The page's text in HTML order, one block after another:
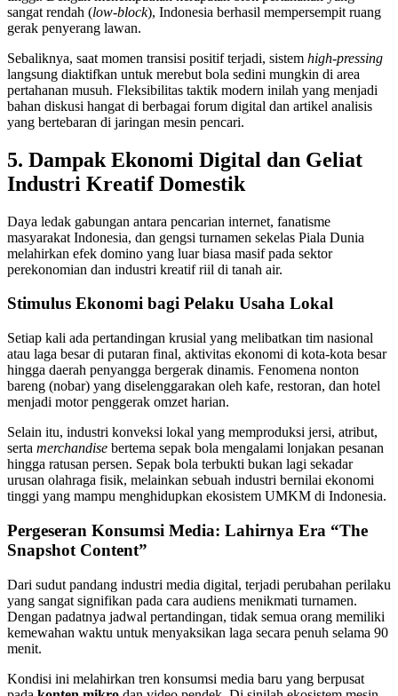
sangat rendah (low-block), Indonesia berhasil mempersempit ruang
gerak penyerang lawan.
Sebaliknya, saat momen transisi positif terjadi, sistem high-pressing
langsung diaktifkan untuk merebut bola sedini mungkin di area
pertahanan musuh. Fleksibilitas taktik modern inilah yang menjadi
bahan diskusi hangat di berbagai forum digital dan artikel analisis
yang bertebaran di jaringan mesin pencari.
5. Dampak Ekonomi Digital dan Geliat
Industri Kreatif Domestik
Daya ledak gabungan antara pencarian internet, fanatisme
masyarakat Indonesia, dan gengsi turnamen sekelas Piala Dunia
melahirkan efek domino yang luar biasa masif pada sektor
perekonomian dan industri kreatif riil di tanah air.
Stimulus Ekonomi bagi Pelaku Usaha Lokal
Setiap kali ada pertandingan krusial yang melibatkan tim nasional
atau laga besar di putaran final, aktivitas ekonomi di kota-kota besar
hingga daerah penyangga bergerak dinamis. Fenomena nonton
bareng (nobar) yang diselenggarakan oleh kafe, restoran, dan hotel
menjadi motor penggerak omzet harian.
Selain itu, industri konveksi lokal yang memproduksi jersi, atribut,
serta merchandise bertema sepak bola mengalami lonjakan pesanan
hingga ratusan persen. Sepak bola terbukti bukan lagi sekadar
urusan olahraga fisik, melainkan sebuah industri bernilai ekonomi
tinggi yang mampu menghidupkan ekosistem UMKM di Indonesia.
Pergeseran Konsumsi Media: Lahirnya Era “The
Snapshot Content”
Dari sudut pandang industri media digital, terjadi perubahan perilaku
yang sangat signifikan pada cara audiens menikmati turnamen.
Dengan padatnya jadwal pertandingan, tidak semua orang memiliki
kemewahan waktu untuk menyaksikan laga secara penuh selama 90
menit.
Kondisi ini melahirkan tren konsumsi media baru yang berpusat